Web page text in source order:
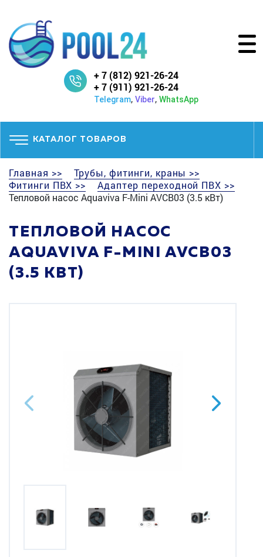
+ 7 (812) 921-26-24
+ 7 (911) 921-26-24
Telegram, Viber, WhatsApp
КАТАЛОГ ТОВАРОВ
Главная >>
Трубы, фитинги, краны >>
Фитинги ПВХ >>
Адаптер переходной ПВХ >>
Тепловой насос Aquaviva F-Mini AVCB03 (3.5 кВт)
ТЕПЛОВОЙ НАСОС
AQUAVIVA F-MINI AVCB03
(3.5 КВТ)